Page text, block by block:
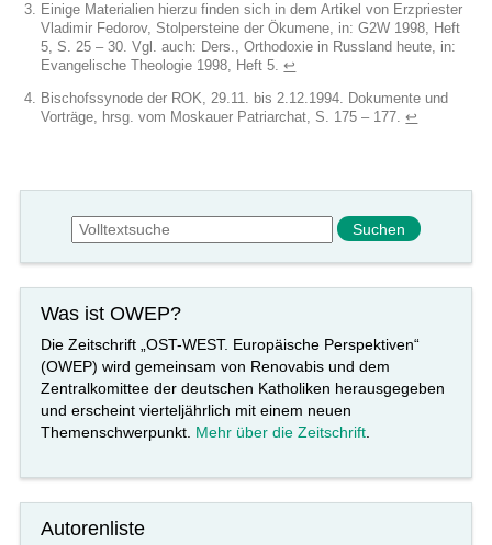
Einige Materialien hierzu finden sich in dem Artikel von Erzpriester
Vladimir Fedorov, Stolpersteine der Ökumene, in: G2W 1998, Heft
5, S. 25 – 30. Vgl. auch: Ders., Orthodoxie in Russland heute, in:
Evangelische Theologie 1998, Heft 5.↩︎
Bischofssynode der ROK, 29.11. bis 2.12.1994. Dokumente und
Vorträge, hrsg. vom Moskauer Patriarchat, S. 175 – 177.↩︎
Suchformular
Suche
Was ist OWEP?
Die Zeitschrift „OST-WEST. Europäische Perspektiven“
(OWEP) wird gemeinsam von Renovabis und dem
Zentralkomittee der deutschen Katholiken herausgegeben
und erscheint vierteljährlich mit einem neuen
Themenschwerpunkt. Mehr über die Zeitschrift
Autorenliste